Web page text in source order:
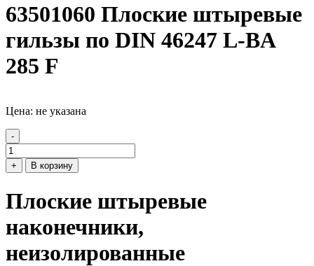
63501060 Плоские штыревые
гильзы по DIN 46247 L-BA
285 F
Цена: не указана
-
+ В корзину
Плоские штыревые
наконечники,
неизолированные